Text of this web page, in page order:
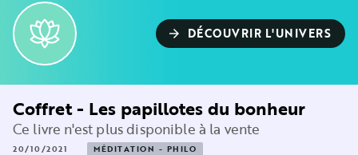
arrow_forward DÉCOUVRIR L'UNIVERS
Coffret - Les papillotes du bonheur
Ce livre n'est plus disponible à la vente
20/10/2021 MÉDITATION - PHILO